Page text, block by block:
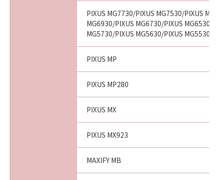
PIXUS MG7730/PIXUS MG7530/PIXUS
MG6930/PIXUS MG6730/PIXUS MG6530/
MG5730/PIXUS MG5630/PIXUS MG5530/
PIXUS MP
PIXUS MP280
PIXUS MX
PIXUS MX923
MAXIFY MB